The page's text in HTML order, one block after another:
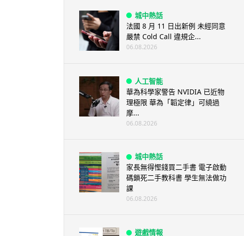
城中熱話
法國 8 月 11 日出新例 未經同意
嚴禁 Cold Call 違規企...
06.08.2026
人工智能
華為科學家警告 NVIDIA 已近物
理極限 華為「韜定律」可繞過
摩...
06.08.2026
城中熱話
家長無得慳錢買二手書 電子啟動
碼鎖死二手教科書 學生無法做功
課
06.08.2026
遊戲情報